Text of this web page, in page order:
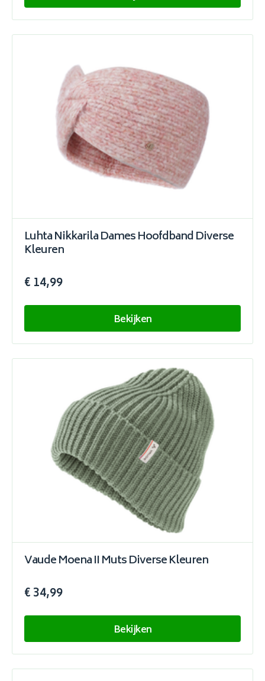
Luhta Nikkarila Dames Hoofdband Diverse
Kleuren
€ 14,99
Bekijken
Vaude Moena II Muts Diverse Kleuren
€ 34,99
Bekijken